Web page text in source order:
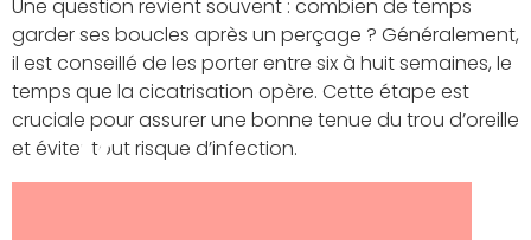
Une question revient souvent : combien de temps
garder ses boucles après un perçage ? Généralement,
il est conseillé de les porter entre six à huit semaines, le
temps que la cicatrisation opère. Cette étape est
cruciale pour assurer une bonne tenue du trou d’oreille
et éviter tout risque d’infection.